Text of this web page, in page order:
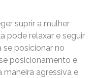
suprir a mulher
pode relaxar e seguir
se posicionar no
posicionamento e
maneira agressiva e